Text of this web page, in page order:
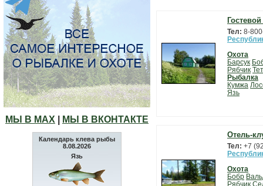
МЫ В МАХ МЫ В ВКОНТАКТЕ
Календарь клева рыбы
8.08.2026
Язь
Тел: 8-
Охота
Барсук
Рябчик
Рыбалка
Кумжа
Язь
Отель-
Тел: +7
Охота
Бобр
Рябчик